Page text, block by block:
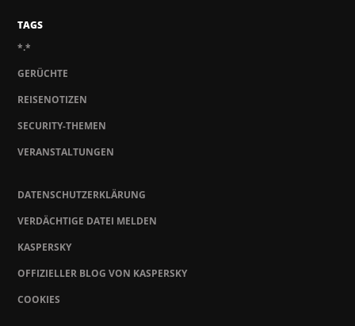
TAGS
*.*
GERÜCHTE
REISENOTIZEN
SECURITY-THEMEN
VERANSTALTUNGEN
DATENSCHUTZERKLÄRUNG
VERDÄCHTIGE DATEI MELDEN
KASPERSKY
OFFIZIELLER BLOG VON KASPERSKY
COOKIES